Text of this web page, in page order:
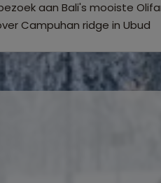
aan Bali's mooiste
Campuhan ridge in Ubud